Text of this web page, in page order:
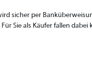
sicher per
Sie als Käufer fallen dabei